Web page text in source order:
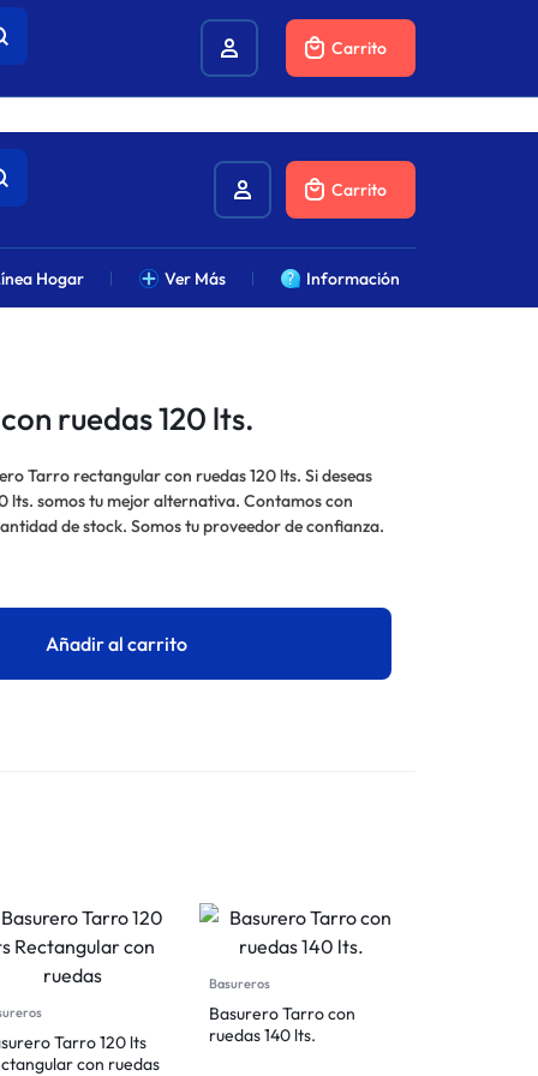
Carrito
Hogar Ver Más Información
Carrito
ruedas 120 lts.
Tarro rectangular con ruedas 120 lts. Si deseas
somos tu mejor alternativa. Contamos con
de stock. Somos tu proveedor de confianza.
Añadir al carrito
Tarro 120 lts
con ruedas
Basureros
Basurero Tarro con
ruedas 140 lts.